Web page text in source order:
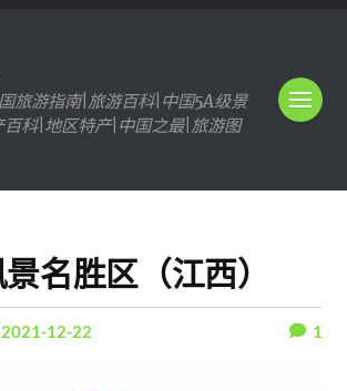
旅游指南|旅游百科|中国5A级景
科|地区特产|中国之最|旅游图
名胜区（江西）
2021-12-22 1